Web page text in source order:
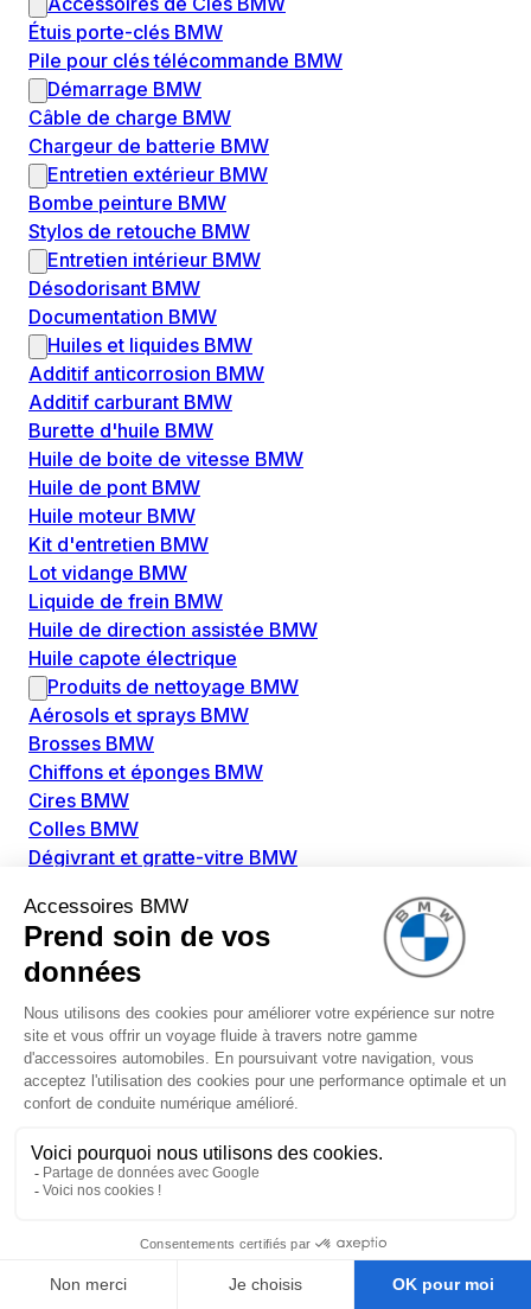
Étuis porte-clés BMW
Pile pour clés télécommande BMW
Démarrage BMW
Câble de charge BMW
Chargeur de batterie BMW
Entretien extérieur BMW
Bombe peinture BMW
Stylos de retouche BMW
Entretien intérieur BMW
Désodorisant BMW
Documentation BMW
Huiles et liquides BMW
Additif anticorrosion BMW
Additif carburant BMW
Burette d'huile BMW
Huile de boite de vitesse BMW
Huile de pont BMW
Huile moteur BMW
Kit d'entretien BMW
Lot vidange BMW
Liquide de frein BMW
Huile de direction assistée BMW
Huile capote électrique
Produits de nettoyage BMW
Aérosols et sprays BMW
Brosses BMW
Chiffons et éponges BMW
Cires BMW
Colles BMW
Dégivrant et gratte-vitre BMW
Disolvants BMW
Lubrifiants BMW
Nettoyant intérieur BMW
Pièces détachées BMW
Alimentation Carburant BMW
Boitier papillon BMW
Faisceau de câble pour réservoir avec pompe
d'aspiration BMW
Injecteur BMW
Pompe à carburant BMW
Allumage / Préchauffage BMW
Bobines d'allumage BMW